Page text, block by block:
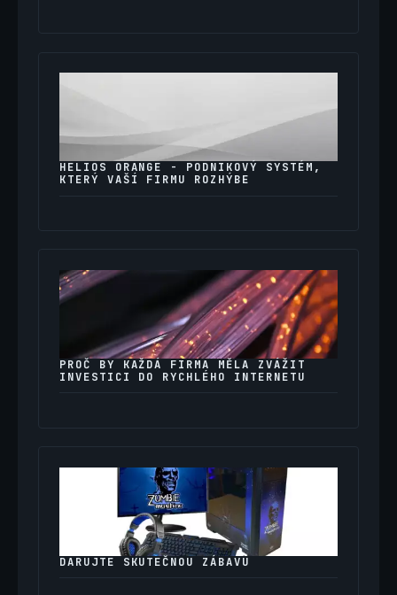
HELIOS ORANGE - PODNIKOVÝ SYSTÉM,
KTERÝ VAŠÍ FIRMU ROZHÝBE
PROČ BY KAŽDÁ FIRMA MĚLA ZVÁŽIT
INVESTICI DO RYCHLÉHO INTERNETU
DARUJTE SKUTEČNOU ZÁBAVU